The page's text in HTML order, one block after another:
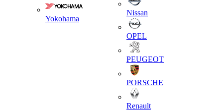
Yokohama
Nissan
OPEL
PEUGEOT
PORSCHE
Renault